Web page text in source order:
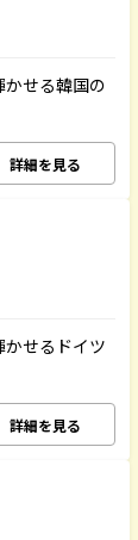
せる韓国の
詳細を見る
せるドイツ
詳細を見る